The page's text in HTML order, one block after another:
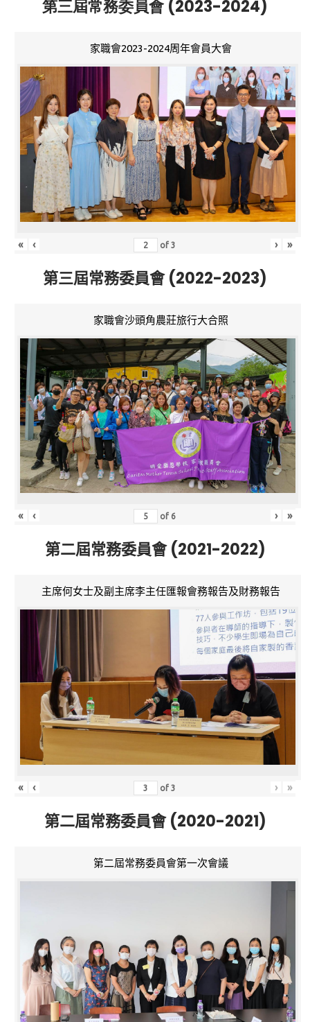
第三屆常務委員會 (2023-2024)
家職會2023-2024周年會員大會
« ‹ of3 › »
第三屆常務委員會 (2022-2023)
家職會沙頭角農莊旅行大合照
« ‹ of 6 › »
第二屆常務委員會 (2021-2022)
主席何女士及副主席李主任匯報會務報告及財務報告
« ‹ of3 › »
第二屆常務委員會 (2020-2021)
第二屆常務委員會第一次會議